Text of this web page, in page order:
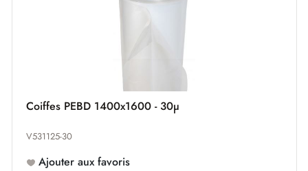
Coiffes PEBD 1400x1600 - 30µ
V531125-30
Ajouter aux favoris